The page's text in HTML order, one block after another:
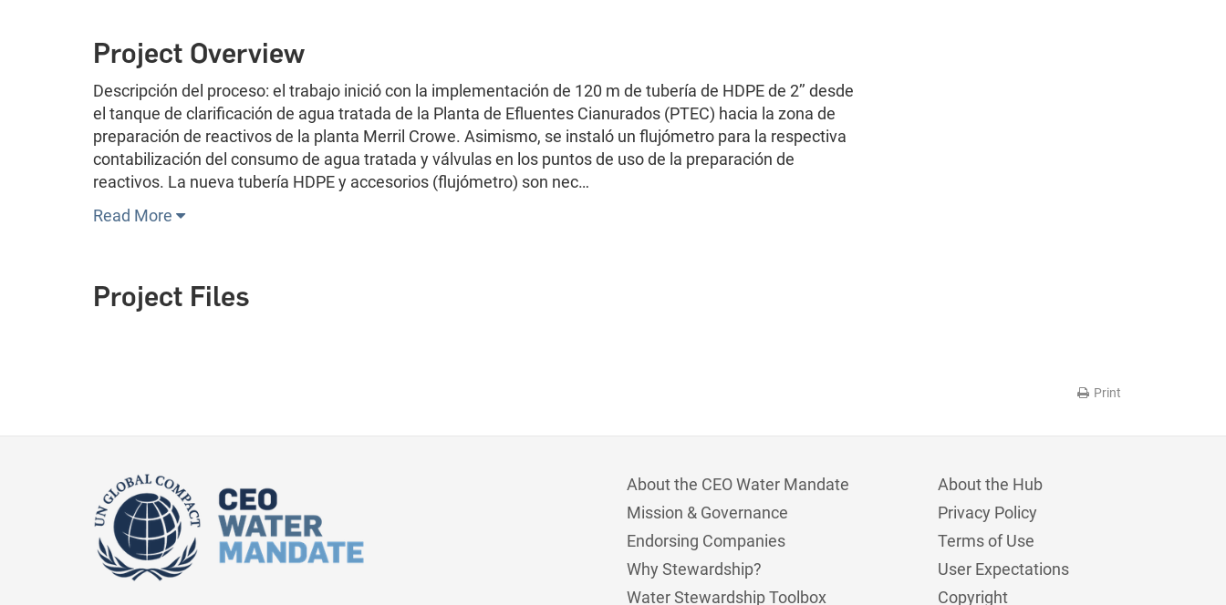
Project Overview
Descripción del proceso: el trabajo inició con la implementación de 120 m de tubería de HDPE de 2’’ desde
el tanque de clarificación de agua tratada de la Planta de Efluentes Cianurados (PTEC) hacia la zona de
preparación de reactivos de la planta Merril Crowe. Asimismo, se instaló un flujómetro para la respectiva
contabilización del consumo de agua tratada y válvulas en los puntos de uso de la preparación de
reactivos. La nueva tubería HDPE y accesorios (flujómetro) son nec…
Read More
Project Files
Print
About the CEO Water Mandate
Mission & Governance
Endorsing Companies
Why Stewardship?
Water Stewardship Toolbox
About the Hub
Privacy Policy
Terms of Use
User Expectations
Copyright